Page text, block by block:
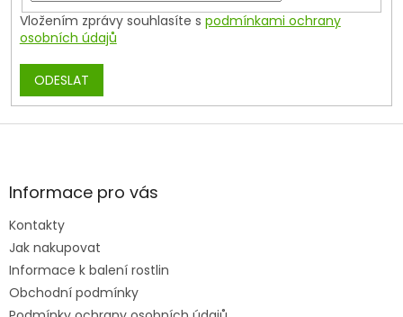
Vložením zprávy souhlasíte s podmínkami ochrany
osobních údajů
ODESLAT
Z
aInformace pro vás
Kontakty
Jak nakupovat
Informace k balení rostlin
Obchodní podmínky